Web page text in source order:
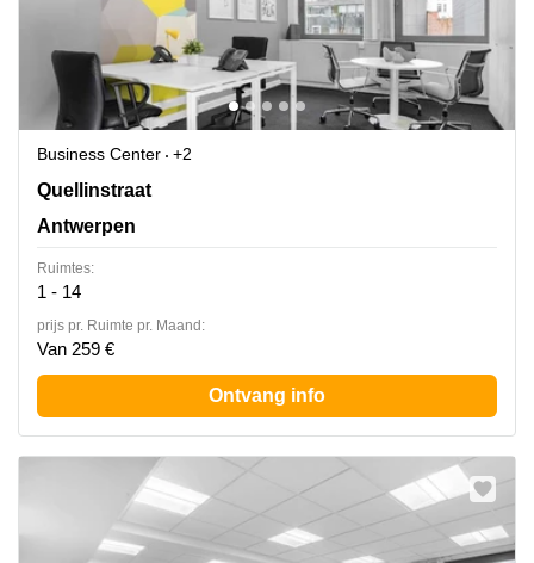
Business Center
+2
Quellinstraat 49, Antwerpen
Quellinstraat
Antwerpen
Ruimtes:
1 - 14
prijs pr. Ruimte pr. Maand:
Van 259 €
Ontvang info